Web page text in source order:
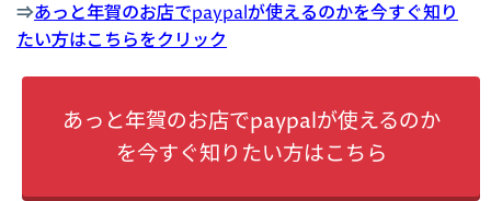
⇒あっと年賀のお店でpaypalが使えるのかを今すぐ知り
たい方はこちらをクリック
あっと年賀のお店でpaypalが使えるのか
を今すぐ知りたい方はこちら